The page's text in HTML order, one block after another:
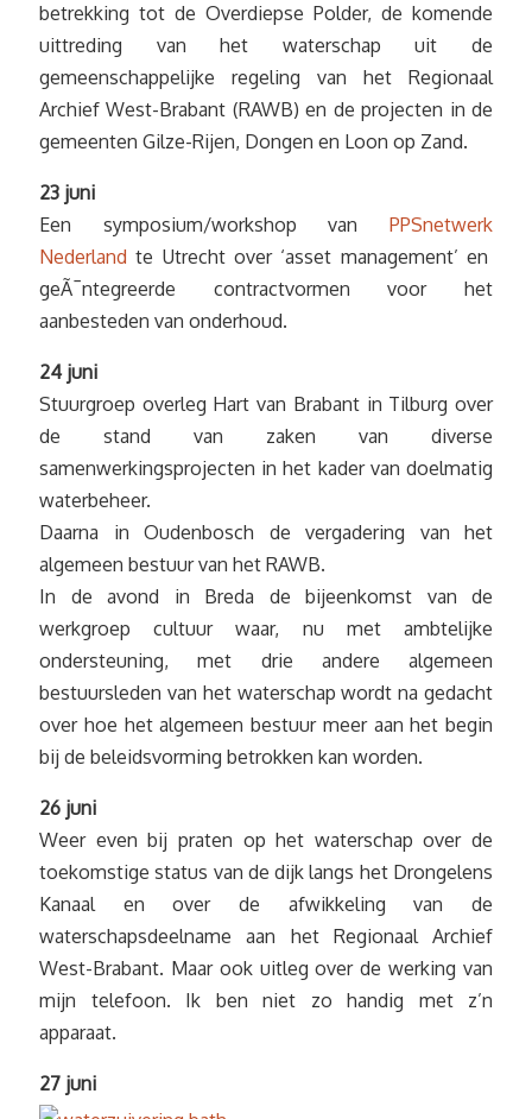
betrekking tot de Overdiepse Polder, de komende
uittreding van het waterschap uit de
gemeenschappelijke regeling van het Regionaal
Archief West-Brabant (RAWB) en de projecten in de
gemeenten Gilze-Rijen, Dongen en Loon op Zand.
23 juni
Een symposium/workshop van PPSnetwerk
Nederland te Utrecht over ‘asset management’ en
geÃ¯ntegreerde contractvormen voor het
aanbesteden van onderhoud.
24 juni
Stuurgroep overleg Hart van Brabant in Tilburg over
de stand van zaken van diverse
samenwerkingsprojecten in het kader van doelmatig
waterbeheer.
Daarna in Oudenbosch de vergadering van het
algemeen bestuur van het RAWB.
In de avond in Breda de bijeenkomst van de
werkgroep cultuur waar, nu met ambtelijke
ondersteuning, met drie andere algemeen
bestuursleden van het waterschap wordt na gedacht
over hoe het algemeen bestuur meer aan het begin
bij de beleidsvorming betrokken kan worden.
26 juni
Weer even bij praten op het waterschap over de
toekomstige status van de dijk langs het Drongelens
Kanaal en over de afwikkeling van de
waterschapsdeelname aan het Regionaal Archief
West-Brabant. Maar ook uitleg over de werking van
mijn telefoon. Ik ben niet zo handig met z’n
apparaat.
27 juni